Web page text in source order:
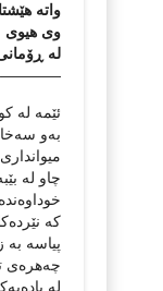
واته‌
وی هیوی
له‌
ئێمه‌ له‌
به‌و
چاو له‌
كه‌
پیاسه‌ به‌
چه‌هره‌ی
له‌